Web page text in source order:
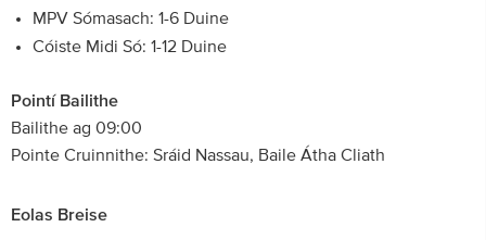
MPV Sómasach: 1-6 Duine
Cóiste Midi Só: 1-12 Duine
Pointí Bailithe
Bailithe ag 09:00
Pointe Cruinnithe: Sráid Nassau, Baile Átha Cliath
Eolas Breise